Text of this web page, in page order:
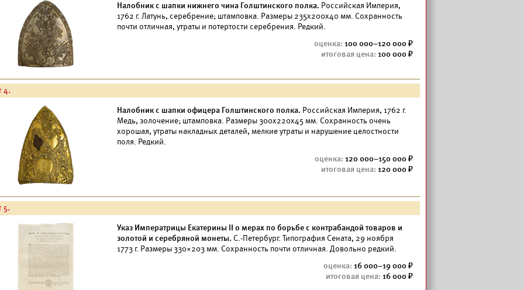
Налобник с шапки нижнего чина Голштинского полка. Российская Империя,
1762 г. Латунь, серебрение; штамповка. Размеры 235х200х40 мм. Сохранность
почти отличная, утраты и потертости серебрения. Редкий.
100 000–120 000
100 000
4.
Налобник с шапки офицера Голштинского полка. Российская Империя, 1762 г.
Медь, золочение; штамповка. Размеры 300х220х45 мм. Сохранность очень
хорошая, утраты накладных деталей, мелкие утраты и нарушение целостности
поля. Редкий.
120 000–150 000
120 000
5.
Указ Императрицы Екатерины II о мерах по борьбе с контрабандой товаров и
золотой и серебряной монеты. С.-Петербург. Типография Сената, 29 ноября
1773 г. Размеры 330×203 мм. Сохранность почти отличная. Довольно редкий.
16 000–19 000
16 000